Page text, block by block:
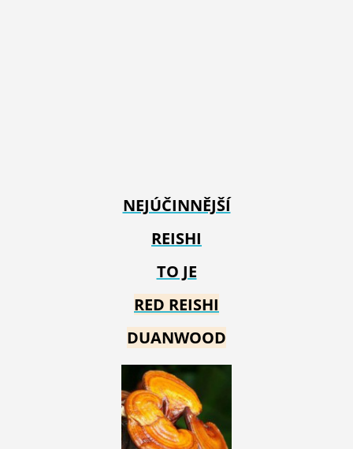
NEJÚČINNĚJŠÍ
REISHI
TO JE
RED REISHI
DUANWOOD